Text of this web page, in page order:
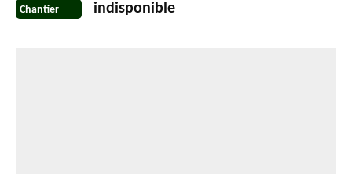
Chantier indisponible